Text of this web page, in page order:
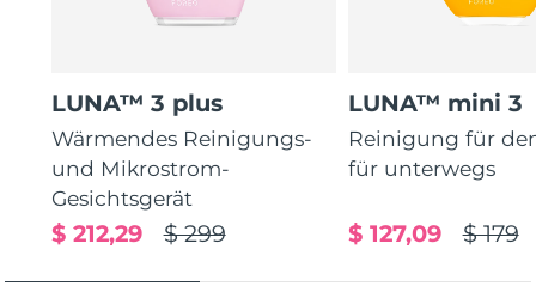
LUNA™ 3 plus
Wärmendes Reinigungs-
und Mikrostrom-
Gesichtsgerät
$ 299
$ 212,29
LUNA™ mini 3
Reinigung für
für unterwegs
$ 179
$ 127,09